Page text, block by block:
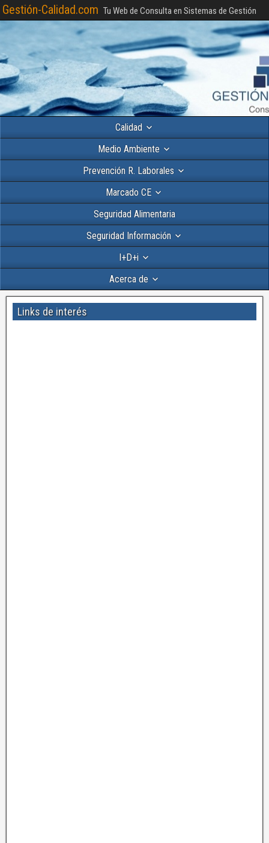
Gestión-Calidad.com Tu Web de Consulta en Sistemas de Gestión
Calidad
Medio Ambiente
Prevención R. Laborales
Marcado CE
Seguridad Alimentaria
Seguridad Información
I+D+i
Acerca de
Links de interés